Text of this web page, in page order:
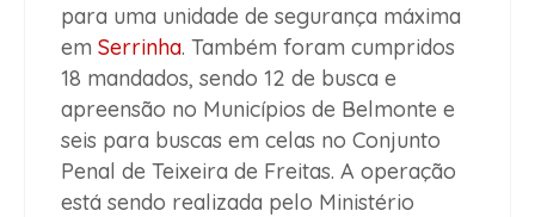
para uma unidade de segurança máxima
em Serrinha. Também foram cumpridos
18 mandados, sendo 12 de busca e
apreensão no Municípios de Belmonte e
seis para buscas em celas no Conjunto
Penal de Teixeira de Freitas. A operação
está sendo realizada pelo Ministério